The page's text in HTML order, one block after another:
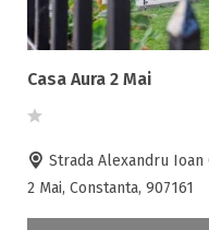
Tip oferta
Toate tipurile de
Facilități
Casa Aura 2 Mai
Strada Alexandru Ioan
2 Mai, Constanta, 907161